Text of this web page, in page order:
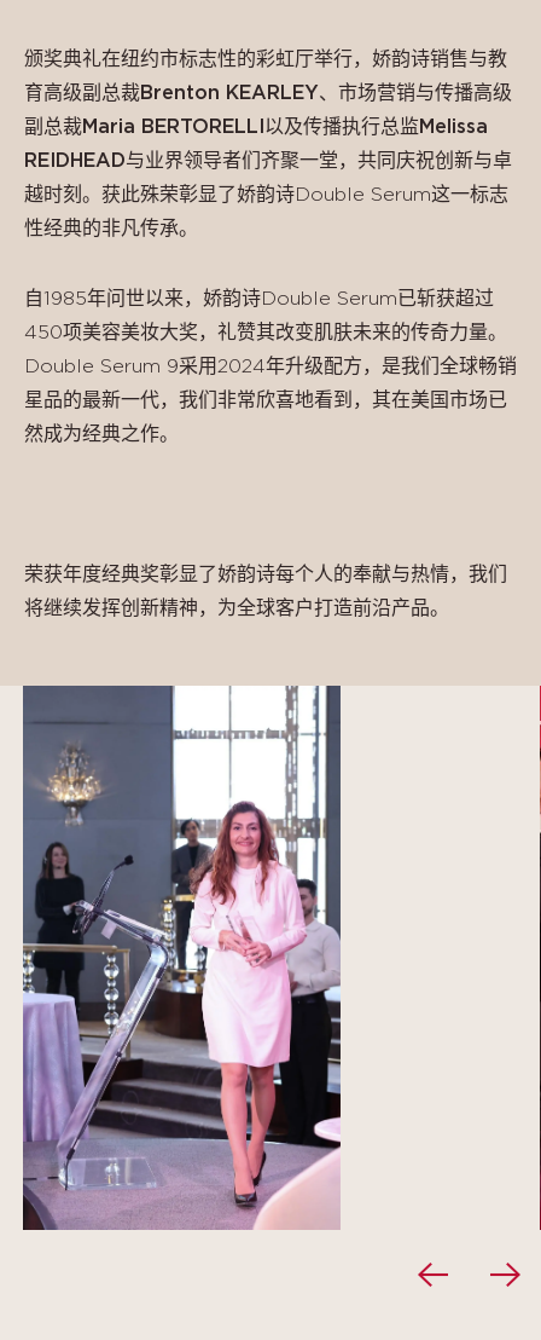
颁奖典礼在纽约市标志性的彩虹厅举行，娇韵诗销售与教
育高级副总裁Brenton KEARLEY、市场营销与传播高级
副总裁Maria BERTORELLI 以及传播执行总监 Melissa
REIDHEAD与业界领导者们齐聚一堂，共同庆祝创新与卓
越时刻。获此殊荣彰显了娇韵诗Double Serum这一标志
性经典的非凡传承。
自1985年问世以来，娇韵诗Double Serum已斩获超过
450项美容美妆大奖，礼赞其改变肌肤未来的传奇力量。
Double Serum 9采用2024年升级配方，是我们全球畅销
星品的最新一代，我们非常欣喜地看到，其在美国市场已
然成为经典之作。
荣获年度经典奖彰显了娇韵诗每个人的奉献与热情，我们
将继续发挥创新精神，为全球客户打造前沿产品。